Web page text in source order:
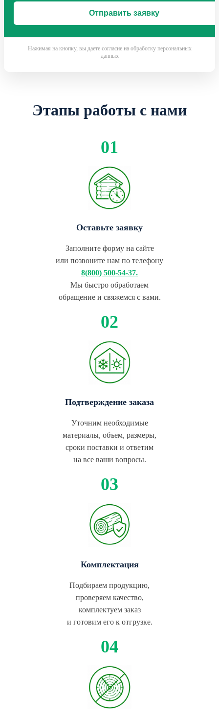
Нажимая на кнопку, вы даете согласие на обработку персональных
данных
Этапы работы с нами
Оставьте заявку
Заполните форму на сайте
или позвоните нам по телефону
8(800) 500-54-37.
Мы быстро обработаем
обращение и свяжемся с вами.
Подтверждение заказа
Уточним необходимые
материалы, объем, размеры,
сроки поставки и ответим
на все ваши вопросы.
Комплектация
Подбираем продукцию,
проверяем качество,
комплектуем заказ
и готовим его к отгрузке.